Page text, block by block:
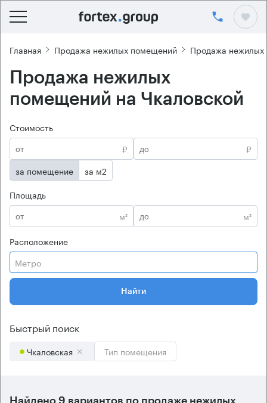
Главная Продажа нежилых помещений Продажа
Продажа нежилых
помещений на Чкаловской
Стоимость
₽
₽
за помещение
за м2
Площадь
м²
м²
Расположение
Метро
Найти
Быстрый поиск
Чкаловская Тип помещения
Найдено 9 вариантов по продаже нежилых